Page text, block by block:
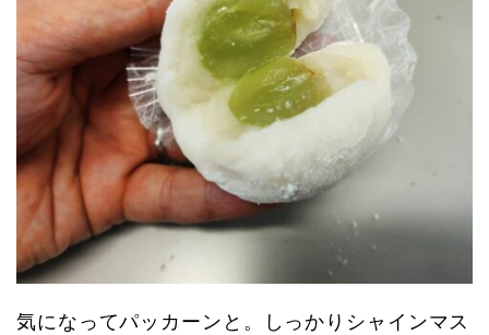
気になってパッカーンと。しっかりシャインマス